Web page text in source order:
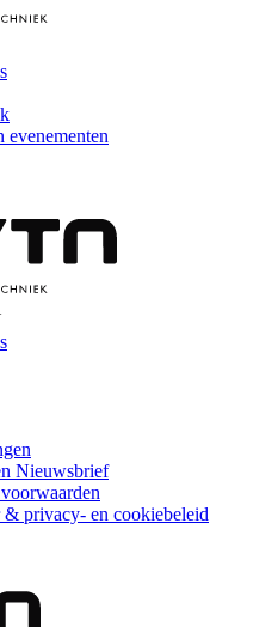
evenementen
Nieuwsbrief
privacy- en cookiebeleid